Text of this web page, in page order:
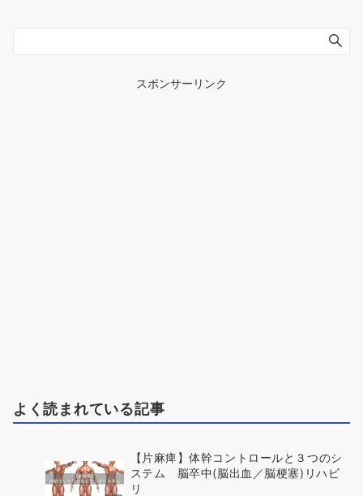
スポンサーリンク
よく読まれている記事
【片麻痺】体幹コントロールと３つのシ
ステム 脳卒中(脳出血／脳梗塞)リハビ
リ